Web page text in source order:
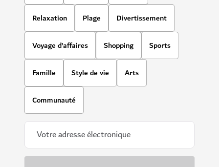
Relaxation Plage Divertissement
Voyage d’affaires Shopping Sports
Famille Style de vie Arts
Communauté